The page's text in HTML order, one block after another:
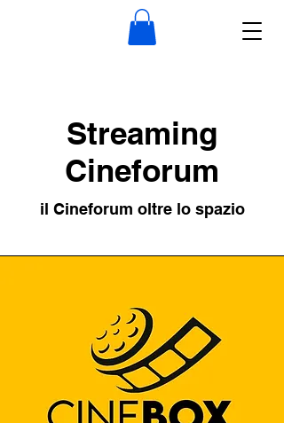
Streaming
Cineforum
il Cineforum oltre lo spazio